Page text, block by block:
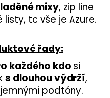
mixy, zip line
to vše je Azure.
řady:
každého kdo si
s dlouhou výdrží,
podtóny.